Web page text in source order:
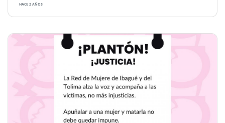
HACE 2 AÑOS